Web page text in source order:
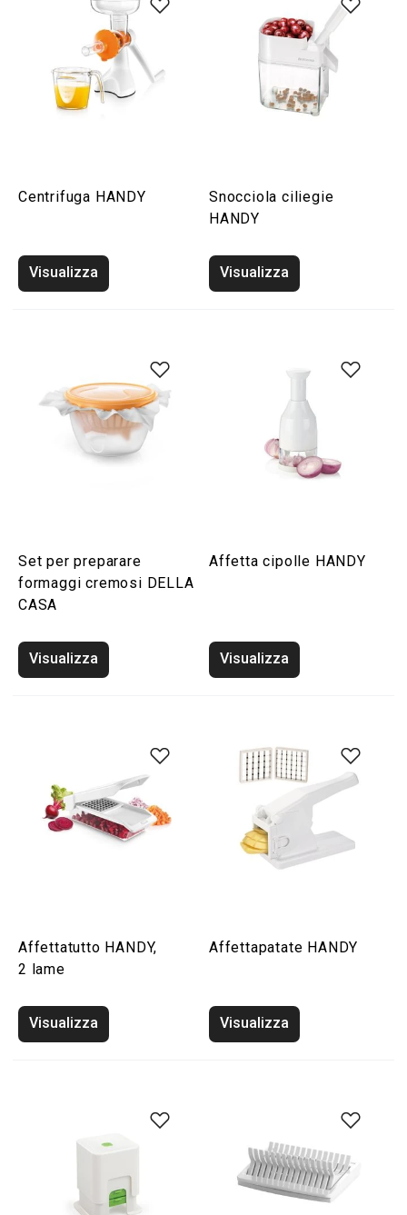
Centrifuga HANDY
Visualizza
Snocciola ciliegie
HANDY
Visualizza
Set per preparare
formaggi cremosi DELLA
CASA
Visualizza
Affetta cipolle HANDY
Visualizza
Affettatutto HANDY,
2 lame
Visualizza
Affettapatate HANDY
Visualizza